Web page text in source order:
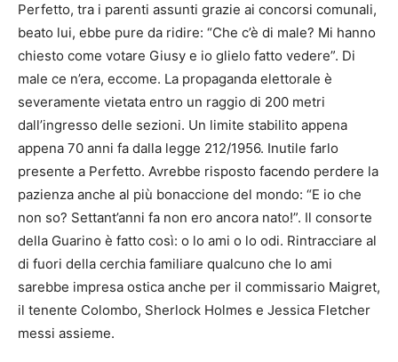
Perfetto, tra i parenti assunti grazie ai concorsi comunali,
beato lui, ebbe pure da ridire: “Che c’è di male? Mi hanno
chiesto come votare Giusy e io glielo fatto vedere”. Di
male ce n’era, eccome. La propaganda elettorale è
severamente vietata entro un raggio di 200 metri
dall’ingresso delle sezioni. Un limite stabilito appena
appena 70 anni fa dalla legge 212/1956. Inutile farlo
presente a Perfetto. Avrebbe risposto facendo perdere la
pazienza anche al più bonaccione del mondo: “E io che
non so? Settant’anni fa non ero ancora nato!”. Il consorte
della Guarino è fatto così: o lo ami o lo odi. Rintracciare al
di fuori della cerchia familiare qualcuno che lo ami
sarebbe impresa ostica anche per il commissario Maigret,
il tenente Colombo, Sherlock Holmes e Jessica Fletcher
messi assieme.